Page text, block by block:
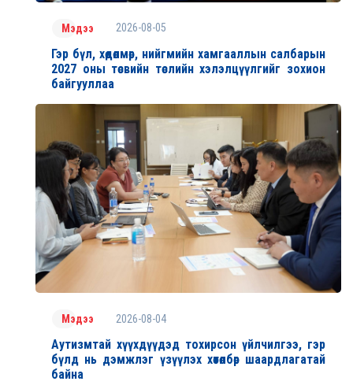
Мэдээ 2026-08-05
Гэр бүл, хөдөлмөр, нийгмийн хамгааллын салбарын
2027 оны төсвийн төслийн хэлэлцүүлгийг зохион
байгууллаа
Мэдээ 2026-08-04
Аутизмтай хүүхдүүдэд тохирсон үйлчилгээ, гэр
бүлд нь дэмжлэг үзүүлэх хөтөлбөр шаардлагатай
байна